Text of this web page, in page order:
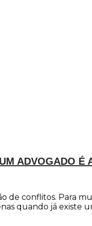
ADVOGADO É
de conflitos. Para
quando já existe